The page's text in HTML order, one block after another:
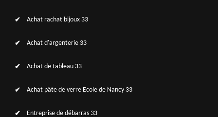
Achat rachat bijoux 33
Achat d'argenterie 33
Achat de tableau 33
Achat pâte de verre Ecole de Nancy 33
Entreprise de débarras 33